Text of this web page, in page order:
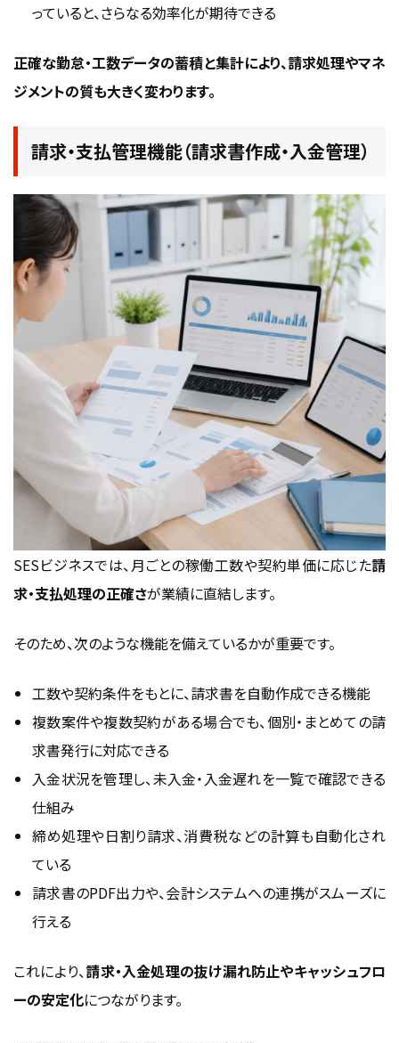
っていると、さらなる効率化が期待できる
正確な勤怠・工数データの蓄積と集計により、請求処理やマネ
ジメントの質も大きく変わります。
請求・支払管理機能（請求書作成・入金管理）
SESビジネスでは、月ごとの稼働工数や契約単価に応じた請
求・支払処理の正確さが業績に直結します。
そのため、次のような機能を備えているかが重要です。
工数や契約条件をもとに、請求書を自動作成できる機能
複数案件や複数契約がある場合でも、個別・まとめての請
求書発行に対応できる
入金状況を管理し、未入金・入金遅れを一覧で確認できる
仕組み
締め処理や日割り請求、消費税などの計算も自動化され
ている
請求書のPDF出力や、会計システムへの連携がスムーズに
行える
これにより、請求・入金処理の抜け漏れ防止やキャッシュフロ
ーの安定化につながります。